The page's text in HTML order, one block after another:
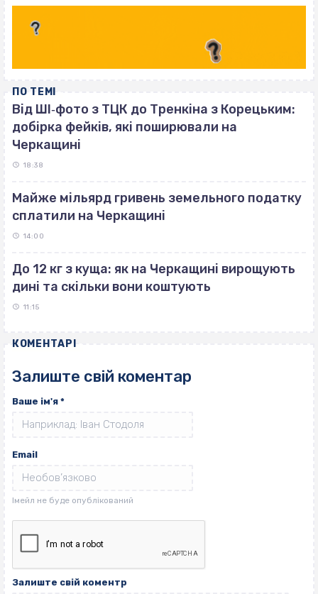
ПО ТЕМІ
Від ШІ‐фото з ТЦК до Тренкіна з Корецьким:
добірка фейків, які поширювали на
Черкащині
18:38
Майже мільярд гривень земельного податку
сплатили на Черкащині
14:00
До 12 кг з куща: як на Черкащині вирощують
дині та скільки вони коштують
11:15
КОМЕНТАРІ
Залиште свій коментар
Ваше ім'я *
Email
Залиште свій коментр